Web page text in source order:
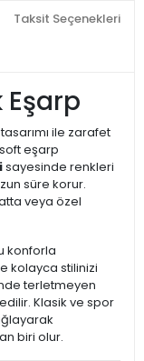
Taksit Seçenekleri
ile zarafet
eşarp
sayesinde renkleri
süre korur.
veya özel
konforla
kolayca stilinizi
terletmeyen
Klasik ve spor
biri olur.